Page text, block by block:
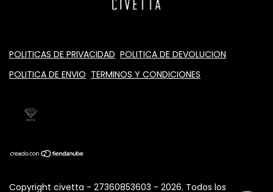
POLITICAS DE PRIVACIDAD POLITICA DE DEVOLUCION
POLITICA DE ENVIO TERMINOS Y CONDICIONES
Copyright civetta - 27360853603 - 2026. Todos los